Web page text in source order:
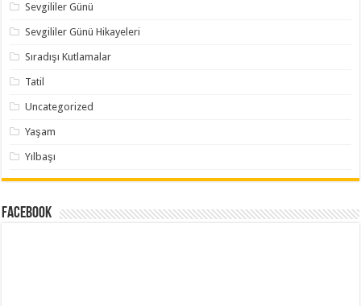
Sevgililer Günü
Sevgililer Günü Hikayeleri
Sıradışı Kutlamalar
Tatil
Uncategorized
Yaşam
Yılbaşı
Facebook